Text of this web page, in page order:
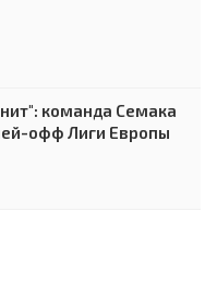
команда Семака
офф Лиги Европы